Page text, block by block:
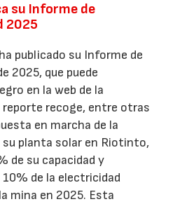
su Informe de
2025
publicado su Informe de
2025, que puede
en la web de la
reporte recoge, entre otras
en marcha de la
su planta solar en Riotinto,
de su capacidad y
de la electricidad
mina en 2025. Esta